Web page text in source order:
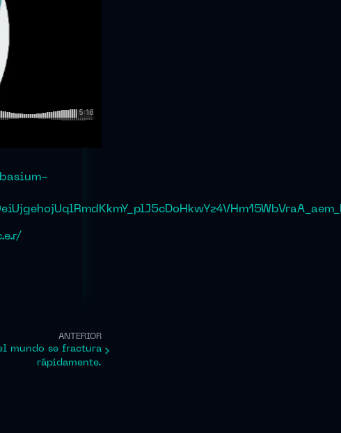
ANTERIOR
mundo se fractura
rápidamente.